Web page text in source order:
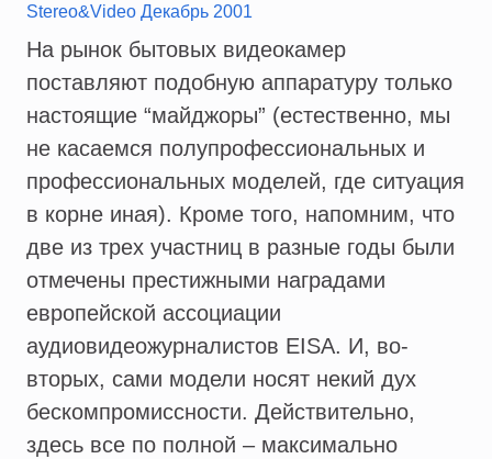
Stereo&Video Декабрь 2001
На рынок бытовых видеокамер
поставляют подобную аппаратуру только
настоящие “майджоры” (естественно, мы
не касаемся полупрофессиональных и
профессиональных моделей, где ситуация
в корне иная). Кроме того, напомним, что
две из трех участниц в разные годы были
отмечены престижными наградами
европейской ассоциации
аудиовидеожурналистов EISA. И, во-
вторых, сами модели носят некий дух
бескомпромиссности. Действительно,
здесь все по полной – максимально